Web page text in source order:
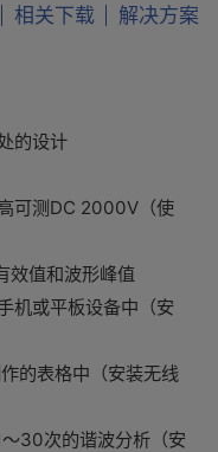
相关下载 解决方案
的设计
可测DC 2000V（使
效值和波形峰值
机或平板设备中（安
的表格中（安装无线
30次的谐波分析（安